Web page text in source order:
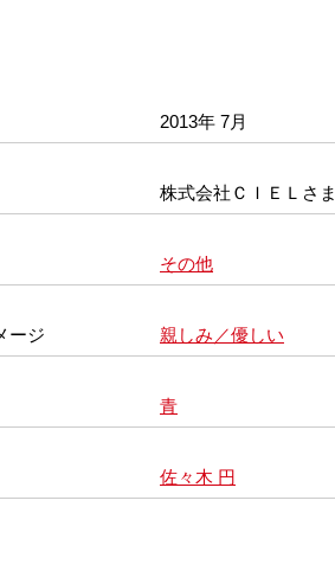
2013年 7月
株式会社ＣＩＥＬさま
その他
ージ 親しみ／優しい
青
佐々木 円